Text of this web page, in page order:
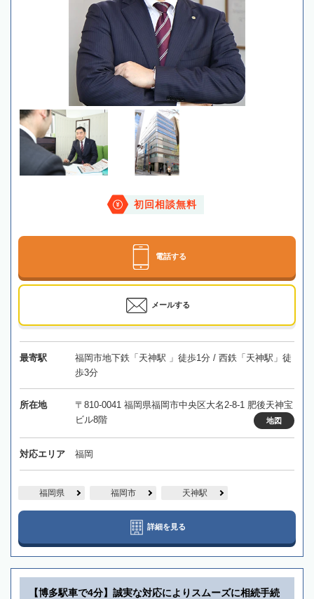
初回相談無料
電話する
メールする
最寄駅
福岡市地下鉄「天神駅 」徒歩1分 / 西鉄「天神駅」徒
歩3分
所在地
〒810-0041 福岡県福岡市中央区大名2-8-1 肥後天神宝
ビル8階
地図
対応エリア 福岡
福岡県 福岡市 天神駅
詳細を見る
【博多駅車で4分】誠実な対応によりスムーズに相続手続